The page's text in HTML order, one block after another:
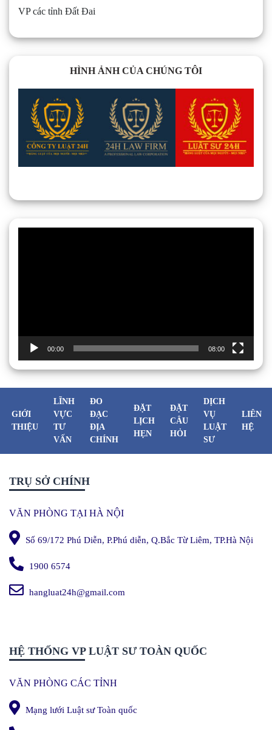
VP các tỉnh Đất Đai
HÌNH ẢNH CỦA CHÚNG TÔI
00:00 08:00
GIỚI
THIỆU
LĨNH
VỰC
TƯ
VẤN
ĐO
ĐẠC
ĐỊA
CHÍNH
ĐẶT
LỊCH
HẸN
ĐẶT
CÂU
HỎI
DỊCH
VỤ
LUẬT
SƯ
LIÊN
HỆ
TRỤ SỞ CHÍNH
VĂN PHÒNG TẠI HÀ NỘI
Số 69/172 Phú Diễn, P.Phú diễn, Q.Bắc Từ Liêm, TP.Hà Nội
1900 6574
hangluat24h@gmail.com
HỆ THỐNG VP LUẬT SƯ TOÀN QUỐC
VĂN PHÒNG CÁC TỈNH
Mạng lưới Luật sư Toàn quốc